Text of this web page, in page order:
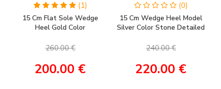
(1)
15 Cm Flat Sole Wedge
Heel Gold Color
Shoes, Wedding Shoes
260.00 €
200.00 €
(0)
15 Cm Wedge Heel Model
Silver Color Stone Detailed
Engagement Shoes
240.00 €
220.00 €